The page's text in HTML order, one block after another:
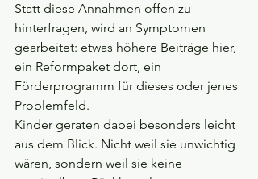
Statt diese Annahmen offen zu
hinterfragen, wird an Symptomen
gearbeitet: etwas höhere Beiträge hier,
ein Reformpaket dort, ein
Förderprogramm für dieses oder jenes
Problemfeld.
Kinder geraten dabei besonders leicht
aus dem Blick. Nicht weil sie unwichtig
wären, sondern weil sie keine